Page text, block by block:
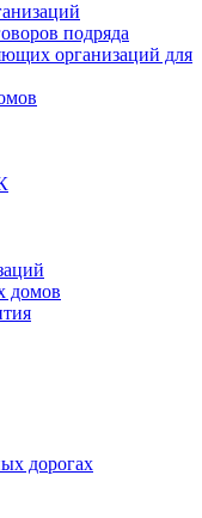
подряда
организаций для
домов
дорогах